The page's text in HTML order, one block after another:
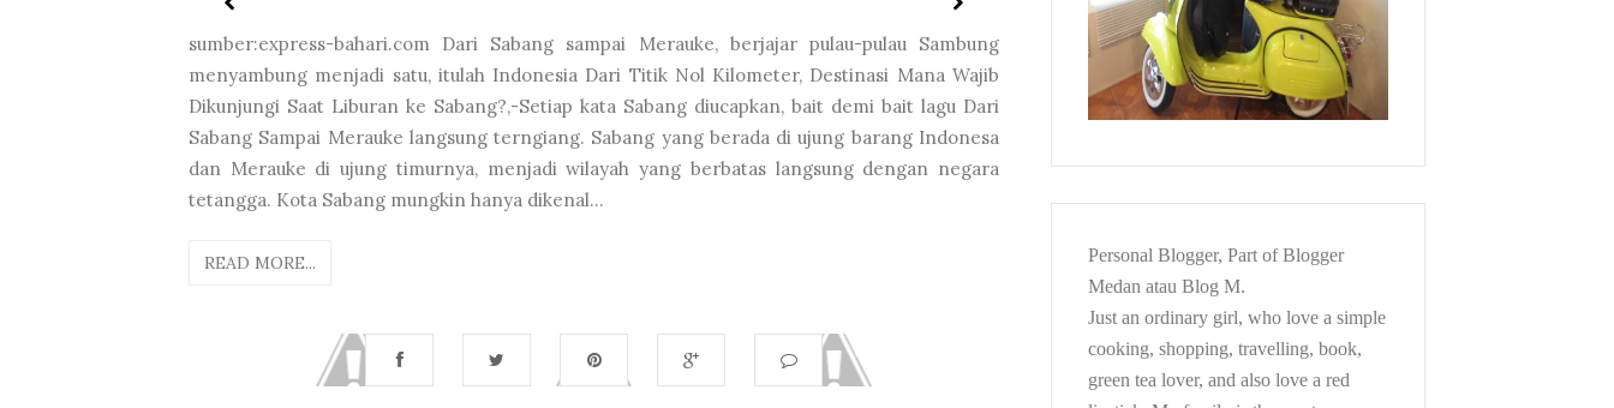
sumber:express-bahari.com Dari Sabang sampai Merauke, berjajar pulau-pulau Sambung
menyambung menjadi satu, itulah Indonesia Dari Titik Nol Kilometer, Destinasi Mana Wajib
Dikunjungi Saat Liburan ke Sabang?,-Setiap kata Sabang diucapkan, bait demi bait lagu Dari
Sabang Sampai Merauke langsung terngiang. Sabang yang berada di ujung barang Indonesa
dan Merauke di ujung timurnya, menjadi wilayah yang berbatas langsung dengan negara
tetangga. Kota Sabang mungkin hanya dikenal...
READ MORE...
Personal Blogger, Part of Blogger
Medan atau Blog M.
Just an ordinary girl, who love a simple
cooking, shopping, travelling, book,
green tea lover, and also love a red